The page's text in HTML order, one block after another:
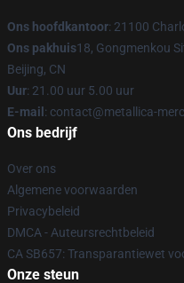
Ons hoofdkantoor: 21100
Ons pakhuis18, Gongmenkou
Beijing, CN
Uur: 21.00 uur 5.00 uur
E-mail : contact@metallica-
Ons bedrijf
Over ons
Algemene voorwaarden
Privacybeleid
DMCA - Auteursrechtbeleid
CA SB657: Transparantiewet
Onze steun